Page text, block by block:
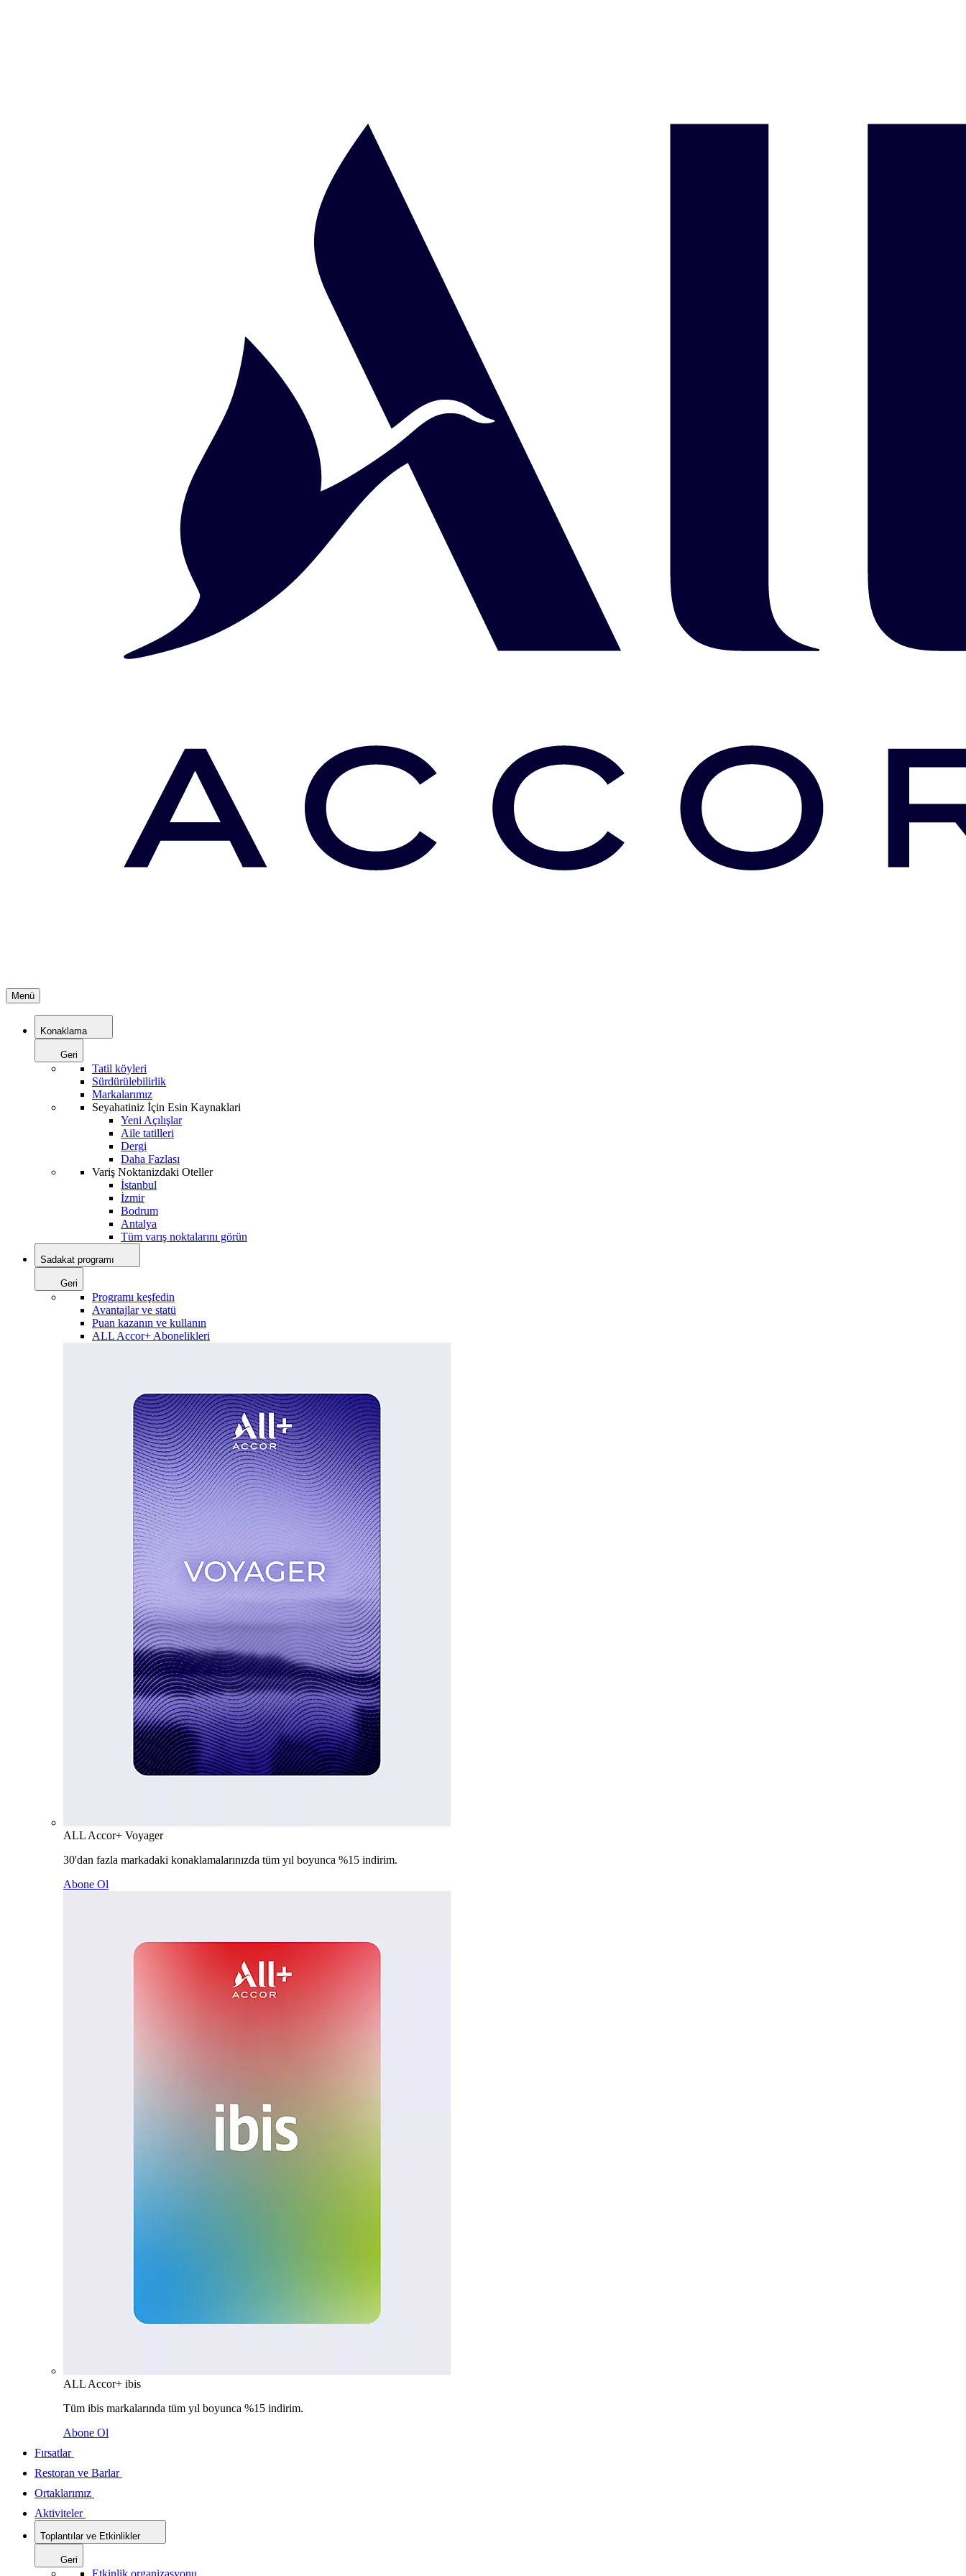
Menü
Konaklama
Geri
Tatil köyleri
Sürdürülebilirlik
Markalarımız
Seyahatiniz İçin Esin Kaynaklari
Yeni Açılışlar
Aile tatilleri
Dergi
Daha Fazlası
Variş Noktanizdaki Oteller
İstanbul
İzmir
Bodrum
Antalya
Tüm varış noktalarını görün
Sadakat programı
Geri
Programı keşfedin
Avantajlar ve statü
Puan kazanın ve kullanın
ALL Accor+ Abonelikleri
ALL Accor+ Voyager
30'dan fazla markadaki konaklamalarınızda tüm yıl boyunca %15 indirim.
Abone Ol
ALL Accor+ ibis
Tüm ibis markalarında tüm yıl boyunca %15 indirim.
Abone Ol
Fırsatlar
Restoran ve Barlar
Ortaklarımız
Aktiviteler
Toplantılar ve Etkinlikler
Geri
Etkinlik organizasyonu